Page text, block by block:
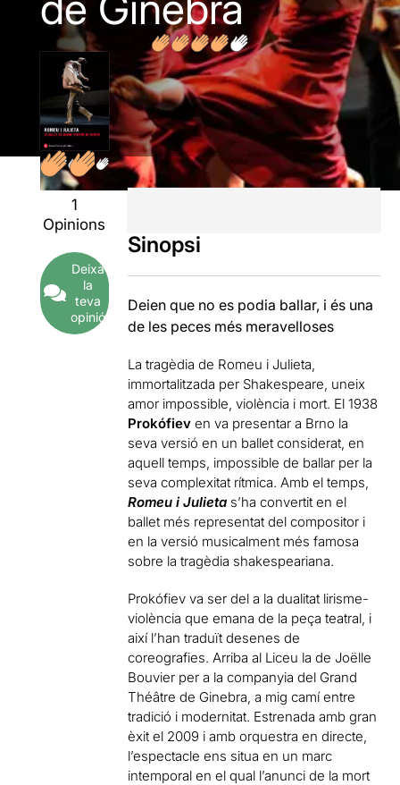
1
Opinions
Deixa
la
teva
opinió
Sinopsi
Deien que no es podia ballar, i és una
de les peces més meravelloses
La tragèdia de Romeu i Julieta,
immortalitzada per Shakespeare, uneix
amor impossible, violència i mort. El 1938
Prokófiev en va presentar a Brno la
seva versió en un ballet considerat, en
aquell temps, impossible de ballar per la
seva complexitat rítmica. Amb el temps,
Romeu i Julieta s’ha convertit en el
ballet més representat del compositor i
en la versió musicalment més famosa
sobre la tragèdia shakespeariana.
Prokófiev va ser del a la dualitat lirisme-
violència que emana de la peça teatral, i
així l’han traduït desenes de
coreografies. Arriba al Liceu la de Joëlle
Bouvier per a la companyia del Grand
Théâtre de Ginebra, a mig camí entre
tradició i modernitat. Estrenada amb gran
èxit el 2009 i amb orquestra en directe,
l’espectacle ens situa en un marc
intemporal en el qual l’anunci de la mort